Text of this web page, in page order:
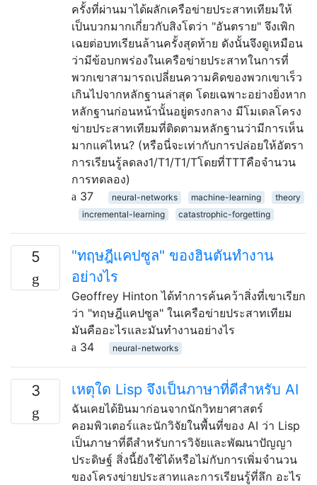
ครั้งที่ผ่านมาได้ผลักเครือข่ายประสาทเทียมให้
เป็นบวกมากเกี่ยวกับสิงโตว่า "อันตราย" จึงเพิก
เฉยต่อบทเรียนล้านครั้งสุดท้าย ดังนั้นจึงดูเหมือน
ว่ามีข้อบกพร่องในเครือข่ายประสาทในการที่
พวกเขาสามารถเปลี่ยนความคิดของพวกเขาเร็ว
เกินไปจากหลักฐานล่าสุด โดยเฉพาะอย่างยิ่งหาก
หลักฐานก่อนหน้านั้นอยู่ตรงกลาง มีโมเดลโครง
ข่ายประสาทเทียมที่ติดตามหลักฐานว่ามีการเห็น
มากแค่ไหน? (หรือนี่จะเท่ากับการปล่อยให้อัตรา
การเรียนรู้ลดลง1/T1/T1/Tโดยที่TTTคือจำนวน
การทดลอง)
37
neural-networks machine-learning
theory
incremental-learning
catastrophic-forgetting
5
"ทฤษฎีแคปซูล" ของฮินตันทำงาน
อย่างไร
Geoffrey Hinton ได้ทำการค้นคว้าสิ่งที่เขาเรียก
ว่า "ทฤษฎีแคปซูล" ในเครือข่ายประสาทเทียม
มันคืออะไรและมันทำงานอย่างไร
34
neural-networks
3 เหตุใด Lisp จึงเป็นภาษาที่ดีสำหรับ AI
ฉันเคยได้ยินมาก่อนจากนักวิทยาศาสตร์
คอมพิวเตอร์และนักวิจัยในพื้นที่ของ AI ว่า Lisp
เป็นภาษาที่ดีสำหรับการวิจัยและพัฒนาปัญญา
ประดิษฐ์ สิ่งนี้ยังใช้ได้หรือไม่กับการเพิ่มจำนวน
ของโครงข่ายประสาทและการเรียนรู้ที่ลึก อะไร